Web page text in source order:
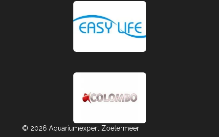
© 2026 Aquariumexpert Zoetermeer